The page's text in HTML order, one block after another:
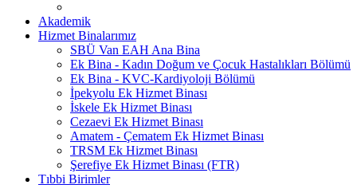
Akademik
Hizmet Binalarımız
SBÜ Van EAH Ana Bina
Ek Bina - Kadın Doğum ve Çocuk Hastalıkları Bölümü
Ek Bina - KVC-Kardiyoloji Bölümü
İpekyolu Ek Hizmet Binası
İskele Ek Hizmet Binası
Cezaevi Ek Hizmet Binası
Amatem - Çematem Ek Hizmet Binası
TRSM Ek Hizmet Binası
Şerefiye Ek Hizmet Binası (FTR)
Tıbbi Birimler